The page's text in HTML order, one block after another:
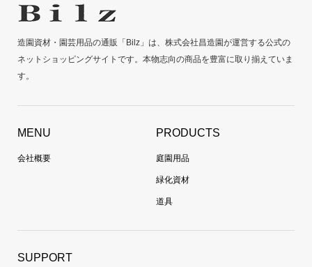
造園資材・園芸用品の通販「Bilz」は、株式会社昌造園が運営する公式の
ネットショッピングサイトです。本物志向の商品を豊富に取り揃えていま
す。
MENU
会社概要
PRODUCTS
庭園用品
緑化資材
道具
SUPPORT